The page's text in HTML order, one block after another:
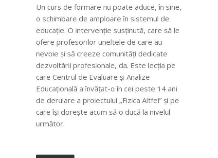
Un curs de formare nu poate aduce, în sine,
o schimbare de amploare în sistemul de
educație. O intervenție susținută, care să le
ofere profesorilor uneltele de care au
nevoie și să creeze comunități dedicate
dezvoltării profesionale, da. Este lecția pe
care Centrul de Evaluare și Analize
Educațională a învățat-o în cei peste 14 ani
de derulare a proiectului „Fizica Altfel” și pe
care își dorește acum să o ducă la nivelul
următor.